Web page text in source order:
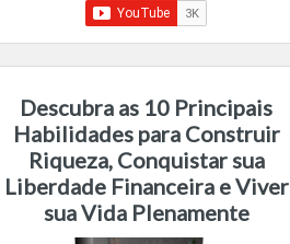
Descubra as 10 Principais
Habilidades para Construir
Riqueza, Conquistar sua
Liberdade Financeira e Viver
sua Vida Plenamente